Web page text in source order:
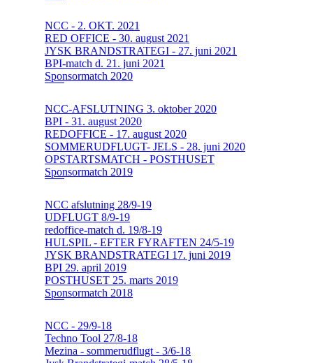
NCC - 2. OKT. 2021
RED OFFICE - 30. august 2021
JYSK BRANDSTRATEGI - 27. juni 2021
BPI-match d. 21. juni 2021
Sponsormatch 2020
NCC-AFSLUTNING 3. oktober 2020
BPI - 31. august 2020
REDOFFICE - 17. august 2020
SOMMERUDFLUGT- JELS - 28. juni 2020
OPSTARTSMATCH - POSTHUSET
Sponsormatch 2019
NCC afslutning 28/9-19
UDFLUGT 8/9-19
redoffice-match d. 19/8-19
HULSPIL - EFTER FYRAFTEN 24/5-19
JYSK BRANDSTRATEGI 17. juni 2019
BPI 29. april 2019
POSTHUSET 25. marts 2019
Sponsormatch 2018
NCC - 29/9-18
Techno Tool 27/8-18
Mezina - sommerudflugt - 3/6-18